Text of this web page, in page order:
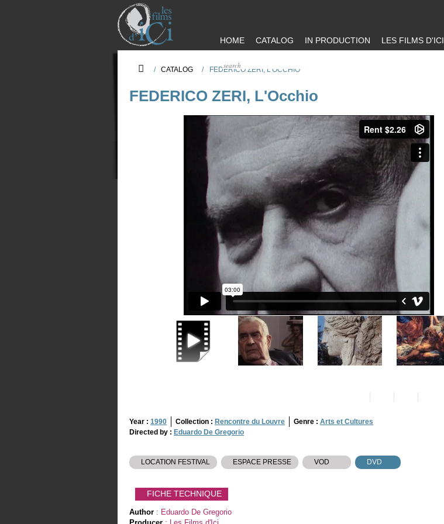
HOME CATALOG IN PRODUCTION LES FILMS D'ICI
/ CATALOG / FEDERICO ZERI, L'OCCHIO
FEDERICO ZERI, L'Occhio
Year : 1990 Collection : Rencontre du Louvre Genre : Arts et Cultures
Directed by : Eduardo De Gregorio
LOCATION FESTIVAL ESPACE PRESSE VOD DVD
FICHE TECHNIQUE
Author : Eduardo De Gregorio